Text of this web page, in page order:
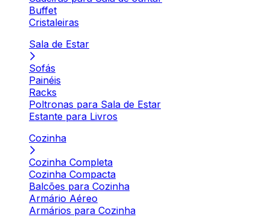
Buffet
Cristaleiras
Sala de Estar
Sofás
Painéis
Racks
Poltronas para Sala de Estar
Estante para Livros
Cozinha
Cozinha Completa
Cozinha Compacta
Balcões para Cozinha
Armário Aéreo
Armários para Cozinha